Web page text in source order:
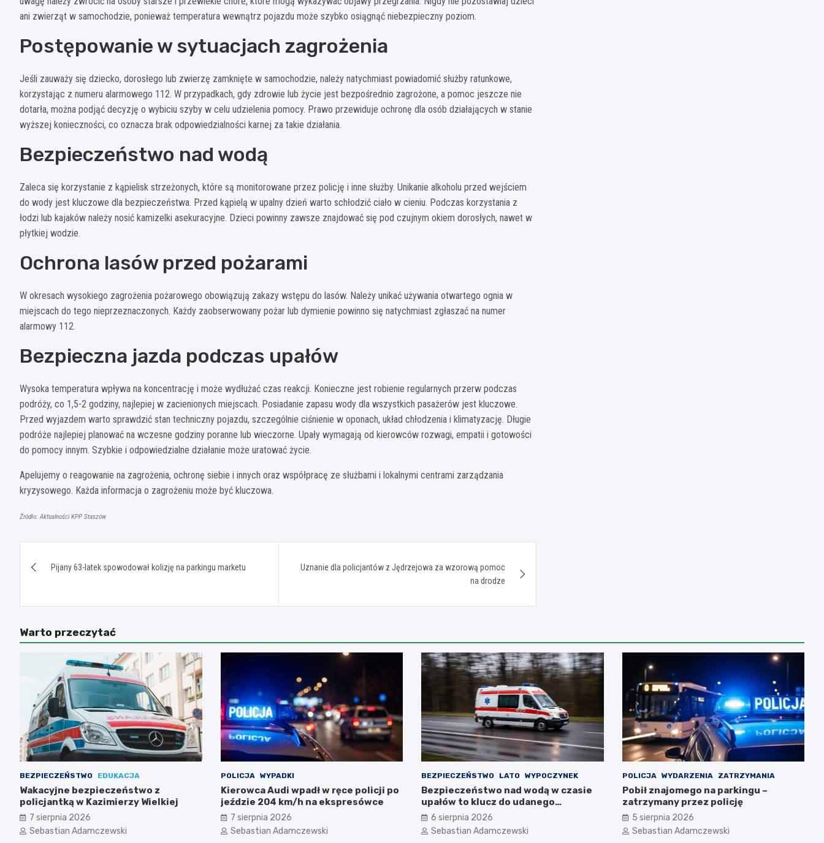
ani zwierząt w samochodzie, ponieważ temperatura wewnątrz pojazdu może szybko osiągnąć niebezpieczny poziom.
Postępowanie w sytuacjach zagrożenia
Jeśli zauważy się dziecko, dorosłego lub zwierzę zamknięte w samochodzie, należy natychmiast powiadomić służby ratunkowe,
korzystając z numeru alarmowego 112. W przypadkach, gdy zdrowie lub życie jest bezpośrednio zagrożone, a pomoc jeszcze nie
dotarła, można podjąć decyzję o wybiciu szyby w celu udzielenia pomocy. Prawo przewiduje ochronę dla osób działających w stanie
wyższej konieczności, co oznacza brak odpowiedzialności karnej za takie działania.
Bezpieczeństwo nad wodą
Zaleca się korzystanie z kąpielisk strzeżonych, które są monitorowane przez policję i inne służby. Unikanie alkoholu przed wejściem
do wody jest kluczowe dla bezpieczeństwa. Przed kąpielą w upalny dzień warto schłodzić ciało w cieniu. Podczas korzystania z
łodzi lub kajaków należy nosić kamizelki asekuracyjne. Dzieci powinny zawsze znajdować się pod czujnym okiem dorosłych, nawet w
płytkiej wodzie.
Ochrona lasów przed pożarami
W okresach wysokiego zagrożenia pożarowego obowiązują zakazy wstępu do lasów. Należy unikać używania otwartego ognia w
miejscach do tego nieprzeznaczonych. Każdy zaobserwowany pożar lub dymienie powinno się natychmiast zgłaszać na numer
alarmowy 112.
Bezpieczna jazda podczas upałów
Wysoka temperatura wpływa na koncentrację i może wydłużać czas reakcji. Konieczne jest robienie regularnych przerw podczas
podróży, co 1,5-2 godziny, najlepiej w zacienionych miejscach. Posiadanie zapasu wody dla wszystkich pasażerów jest kluczowe.
Przed wyjazdem warto sprawdzić stan techniczny pojazdu, szczególnie ciśnienie w oponach, układ chłodzenia i klimatyzację. Długie
podróże najlepiej planować na wczesne godziny poranne lub wieczorne. Upały wymagają od kierowców rozwagi, empatii i gotowości
do pomocy innym. Szybkie i odpowiedzialne działanie może uratować życie.
Apelujemy o reagowanie na zagrożenia, ochronę siebie i innych oraz współpracę ze służbami i lokalnymi centrami zarządzania
kryzysowego. Każda informacja o zagrożeniu może być kluczowa.
Źródło: Aktualności KPP Staszów
wpisuPijany 63-latek spowodował kolizję na parkingu marketu
Uznanie dla policjantów z Jędrzejowa za wzorową pomoc
na drodze
Warto przeczytać
BEZPIECZEŃSTWO EDUKACJA
Wakacyjne bezpieczeństwo z
policjantką w Kazimierzy Wielkiej
7 sierpnia 2026
Sebastian Adamczewski
POLICJA WYPADKI
Kierowca Audi wpadł w ręce policji po
jeździe 204 km/h na ekspresówce
7 sierpnia 2026
Sebastian Adamczewski
BEZPIECZEŃSTWO LATO WYPOCZYNEK
Bezpieczeństwo nad wodą w czasie
upałów to klucz do udanego
wypoczynku
6 sierpnia 2026
Sebastian Adamczewski
POLICJA WYDARZENIA ZATRZYMANIA
Pobił znajomego na parkingu –
zatrzymany przez policję
5 sierpnia 2026
Sebastian Adamczewski